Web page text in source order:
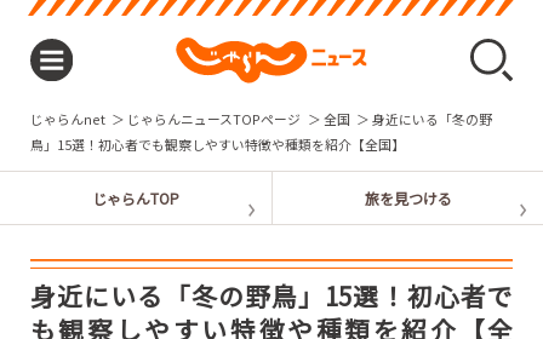
じゃらんnet じゃらんニュースTOPページ 全国
身近にいる「冬の野
鳥」15選！初心者でも観察しやすい特徴や種類を紹介【全国】
身近にいる「冬の野鳥」15選！初心者で
も観察しやすい特徴や種類を紹介【全